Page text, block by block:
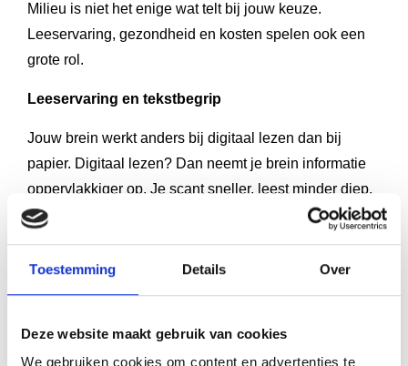
Toestemming Details Over
Deze website maakt gebruik van cookies
We gebruiken cookies om content en advertenties te
Milieu is niet het enige wat telt bij jouw keuze.
Leeservaring, gezondheid en kosten spelen ook een
grote rol.
Leeservaring en tekstbegrip
Jouw brein werkt anders bij digitaal lezen dan bij
papier. Digitaal lezen? Dan neemt je brein informatie
oppervlakkiger op. Je scant sneller, leest minder diep.
Gezondheidsaspecten
E-readers met e-ink-schermen zijn veel rustiger voor je
ogen dan tablets of smartphones. LED-schermen
De keuze is aan jou